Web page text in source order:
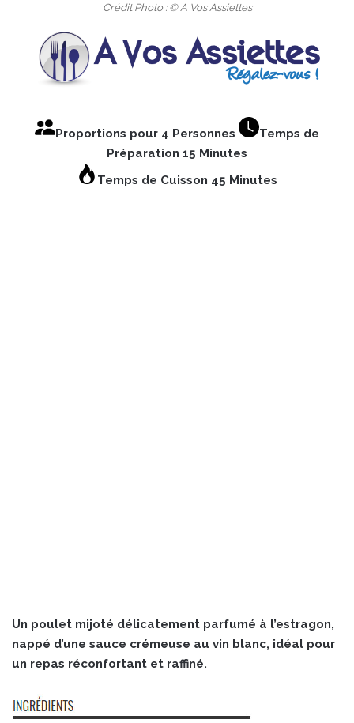
Crédit Photo : © A Vos Assiettes
Proportions pour 4 Personnes
Temps de
Préparation 15 Minutes
Temps de Cuisson 45 Minutes
Un poulet mijoté délicatement parfumé à l’estragon,
nappé d’une sauce crémeuse au vin blanc, idéal pour
un repas réconfortant et raffiné.